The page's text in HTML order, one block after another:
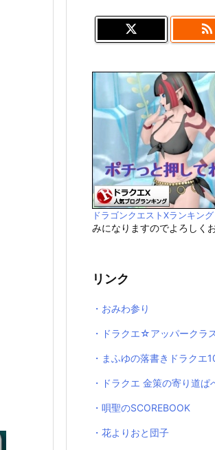

ドラゴンクエストXランキング
みになりますのでよろしく
リンク
・おみわ参り
・ドラクエ☆アッパークラ
・まふゆの落書きドラクエ
・ドラクエ 金策の寄り道ぱ
・唄聖のSCOREBOOK
・花よりおと団子